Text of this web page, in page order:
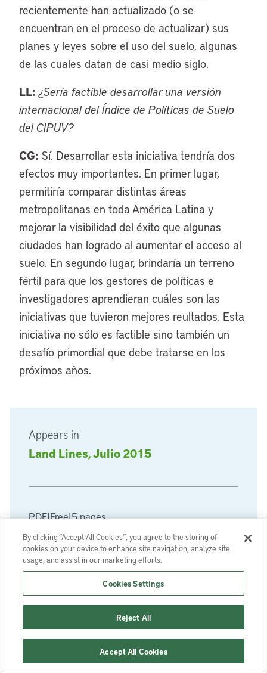
Appears in
Land Lines, Julio 2015
PDF|Free|5 pages
Download PDF
Também disponível em inglês
recientemente han actualizado (o se
encuentran en el proceso de actualizar) sus
planes y leyes sobre el uso del suelo, algunas
de las cuales datan de casi medio siglo.
LL: ¿Sería factible desarrollar una versión
internacional del Índice de Políticas de Suelo
del CIPUV?
CG: Sí. Desarrollar esta iniciativa tendría dos
efectos muy importantes. En primer lugar,
permitiría comparar distintas áreas
metropolitanas en toda América Latina y
mejorar la visibilidad del éxito que algunas
ciudades han logrado al aumentar el acceso al
suelo. En segundo lugar, brindaría un terreno
fértil para que los gestores de políticas e
investigadores aprendieran cuáles son las
iniciativas que tuvieron mejores reultados. Esta
iniciativa no sólo es factible sino también un
desafío primordial que debe tratarse en los
próximos años.
By clicking “Accept All Cookies”, you agree to the storing of
cookies on your device to enhance site navigation, analyze site
usage, and assist in our marketing efforts.
Cookies Settings
Reject All
Accept All Cookies